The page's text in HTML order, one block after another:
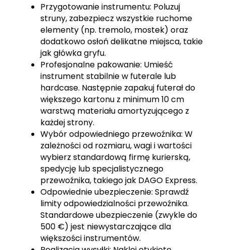
Przygotowanie instrumentu: Poluzuj
struny, zabezpiecz wszystkie ruchome
elementy (np. tremolo, mostek) oraz
dodatkowo osłoń delikatne miejsca, takie
jak główka gryfu.
Profesjonalne pakowanie: Umieść
instrument stabilnie w futerale lub
hardcase. Następnie zapakuj futerał do
większego kartonu z minimum 10 cm
warstwą materiału amortyzującego z
każdej strony.
Wybór odpowiedniego przewoźnika: W
zależności od rozmiaru, wagi i wartości
wybierz standardową firmę kurierską,
spedycję lub specjalistycznego
przewoźnika, takiego jak DAGO Express.
Odpowiednie ubezpieczenie: Sprawdź
limity odpowiedzialności przewoźnika.
Standardowe ubezpieczenie (zwykle do
500 €) jest niewystarczające dla
większości instrumentów.